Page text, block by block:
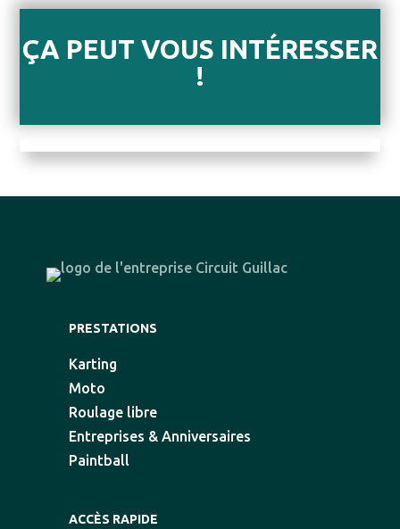
ÇA PEUT VOUS INTÉRESSER
!
PRESTATIONS
Karting
Moto
Roulage libre
Entreprises & Anniversaires
Paintball
ACCÈS RAPIDE